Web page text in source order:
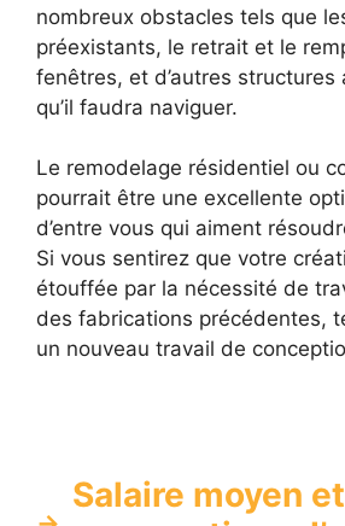
nombreux obstacles tels que
préexistants, le retrait et le
fenêtres, et d’autres structures
qu’il faudra naviguer.
Le remodelage résidentiel ou
pourrait être une excellente
d’entre vous qui aiment
Si vous sentirez que votre
étouffée par la nécessité de
des fabrications précédentes,
un nouveau travail de
Salaire moyen et